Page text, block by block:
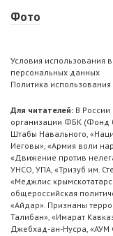
Фото
Условия использования
персональных данных
Политика
Для читателей: В
организации ФБК (Фонд
Штабы Навального,
Иеговы», «Армия воли
«Движение против
УНСО, УПА, «Тризуб им.
«Меджлис
общероссийская
«Айдар». Признаны
Талибан», «Имарат
Джебхад-ан-Нусра, «АУМ